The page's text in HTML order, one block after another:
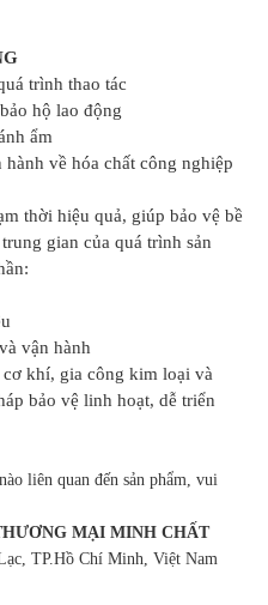
trình thao tác
hộ lao động
ẩm
về hóa chất công nghiệp
thời hiệu quả, giúp bảo vệ bề
gian của quá trình sản
vận hành
khí, gia công kim loại và
bảo vệ linh hoạt, dễ triển
liên quan đến sản phẩm, vui
MẠI MINH CHẤT
TP.Hồ Chí Minh, Việt Nam